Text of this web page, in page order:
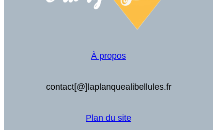
À propos
contact[@]laplanquealibellules.fr
Plan du site